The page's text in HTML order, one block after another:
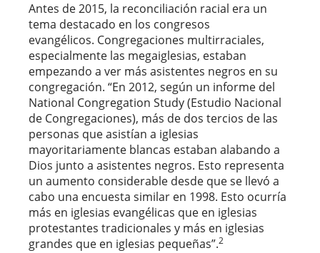
Antes de 2015, la reconciliación racial era un
tema destacado en los congresos
evangélicos. Congregaciones multirraciales,
especialmente las megaiglesias, estaban
empezando a ver más asistentes negros en su
congregación. “En 2012, según un informe del
National Congregation Study (Estudio Nacional
de Congregaciones), más de dos tercios de las
personas que asistían a iglesias
mayoritariamente blancas estaban alabando a
Dios junto a asistentes negros. Esto representa
un aumento considerable desde que se llevó a
cabo una encuesta similar en 1998. Esto ocurría
más en iglesias evangélicas que en iglesias
protestantes tradicionales y más en iglesias
grandes que en iglesias pequeñas”.2